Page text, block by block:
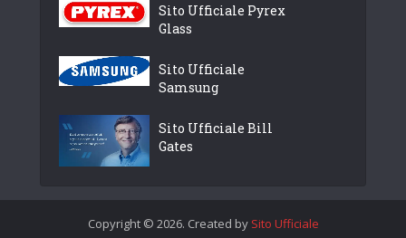
Sito Ufficiale Pyrex
Glass
Sito Ufficiale
Samsung
Sito Ufficiale Bill
Gates
Copyright © 2026. Created by Sito Ufficiale